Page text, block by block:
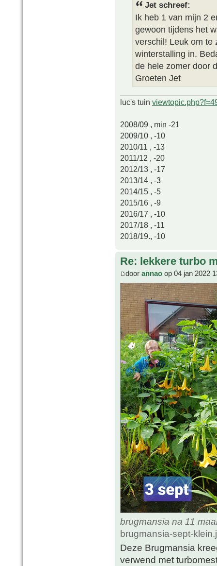
Jet schreef:
Ik heb 1 van mijn 2
gewoon tijdens het
verschil! Leuk om te
winterstalling in.
de hele zomer door
Groeten Jet
luc's tuin
2008/09 , min -21
2009/10 , -10
2010/11 , -13
2011/12 , -20
2012/13 , -17
2013/14 , -3
2014/15 , -5
2015/16 , -9
2016/17 , -10
2017/18 , -11
2018/19., -10
Re: lekkere turbo
door annao op 04 jan 2022
brugmansia na 11
brugmansia-sept-
Deze Brugmansia
verwend met